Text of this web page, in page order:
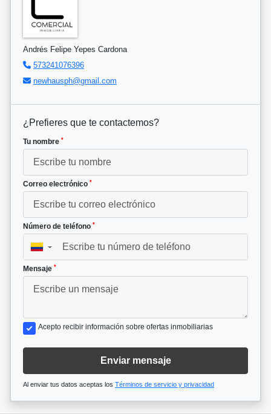
Andrés Felipe Yepes Cardona
573241076396
newhausph@gmail.com
¿Prefieres que te contactemos?
Tu nombre *
Correo electrónico *
Número de teléfono *
▼
Mensaje *
Acepto recibir información sobre ofertas inmobiliarias
Enviar mensaje
Al enviar tus datos aceptas los Términos de servicio y privacidad